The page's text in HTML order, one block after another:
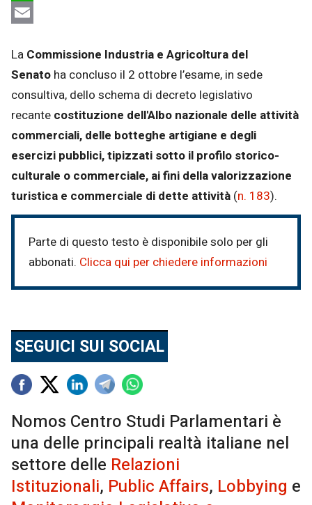
WhatsApp
La Commissione Industria e Agricoltura del
Senato ha concluso il 2 ottobre l’esame, in sede
consultiva, dello schema di decreto legislativo
recante costituzione dell'Albo nazionale delle attività
commerciali, delle botteghe artigiane e degli
esercizi pubblici, tipizzati sotto il profilo storico-
culturale o commerciale, ai fini della valorizzazione
turistica e commerciale di dette attività (n. 183).
Parte di questo testo è disponibile solo per gli
abbonati. Clicca qui per chiedere informazioni
SEGUICI SUI SOCIAL
Nomos Centro Studi Parlamentari è
una delle principali realtà italiane nel
settore delle Relazioni
Istituzionali, Public Affairs, Lobbying e